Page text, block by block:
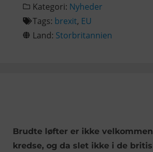
Kategori: Nyheder
Tags: brexit, EU
Land: Storbritannien
Brudte løfter er ikke
kredse, og da slet ikke i de